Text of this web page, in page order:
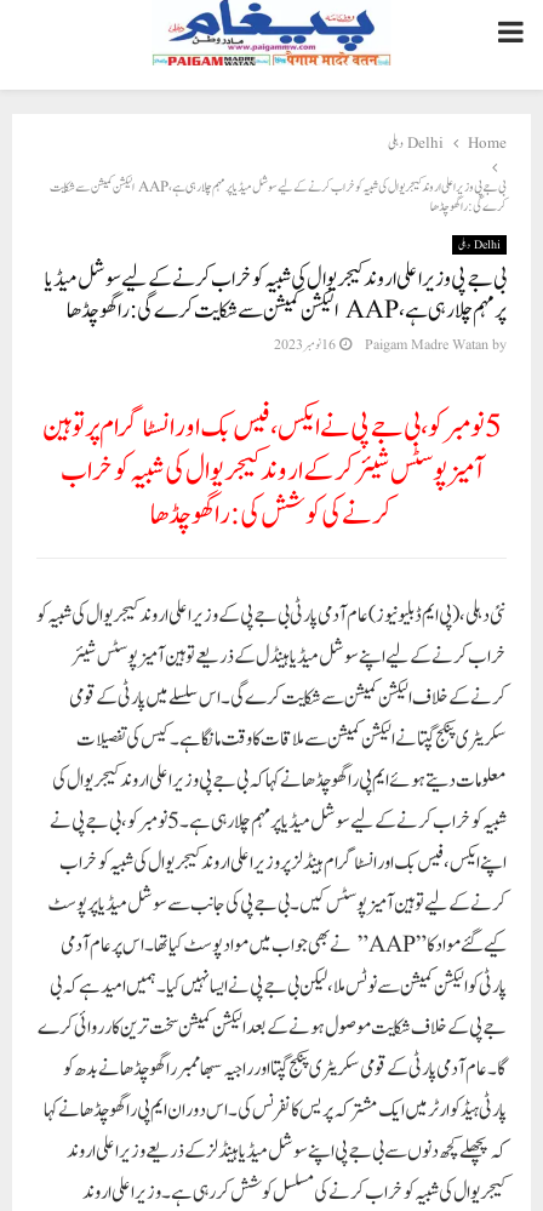
PRIMARY
MENU
Home
Delhi دہلی
بی جے پی وزیر اعلی اروند کیجریوال کی شبیہ کو خراب کرنے کے لیے سوشل میڈیا پر مہم چلا رہی ہے، AAP الیکشن کمیشن سے شکایت
کرے گی: راگھو چڈھا
Delhi دہلی
بی جے پی وزیر اعلی اروند کیجریوال کی شبیہ کو خراب کرنے کے لیے سوشل میڈیا
پر مہم چلا رہی ہے، AAP الیکشن کمیشن سے شکایت کرے گی: راگھو چڈھا
by
Paigam Madre Watan 16 نومبر 2023
5 نومبر کو، بی جے پی نے ایکس، فیس بک اور انسٹاگرام پر توہین
آمیز پوسٹس شیئر کرکے اروند کیجریوال کی شبیہ کو خراب
کرنے کی کوشش کی: راگھو چڈھا
نئی دہلی، (پی ایم ڈبلیو نیوز)عام آدمی پارٹی بی جے پی کے وزیر اعلی اروند کیجریوال کی شبیہ کو
خراب کرنے کے لیے اپنے سوشل میڈیا ہینڈل کے ذریعے توہین آمیز پوسٹس شیئر
کرنے کے خلاف الیکشن کمیشن سے شکایت کرے گی۔ اس سلسلے میں پارٹی کے قومی
سکریٹری پنکج گپتا نے الیکشن کمیشن سے ملاقات کا وقت مانگا ہے۔ کیس کی تفصیلات
معلومات دیتے ہوئے ایم پی راگھو چڈھا نے کہا کہ بی جے پی وزیر اعلی اروند کیجریوال کی
شبیہ کو خراب کرنے کے لیے سوشل میڈیا پر مہم چلا رہی ہے۔ 5 نومبر کو، بی جے پی نے
اپنے ایکس، فیس بک اور انسٹاگرام ہینڈلز پر وزیر اعلی اروند کیجریوال کی شبیہ کو خراب
کرنے کے لیے توہین آمیز پوسٹس کیں۔ بی جے پی کی جانب سے سوشل میڈیا پر پوسٹ
کیے گئے مواد کا”AAP” نے بھی جواب میں مواد پوسٹ کیا تھا۔ اس پر عام آدمی
پارٹی کو الیکشن کمیشن سے نوٹس ملا، لیکن بی جے پی نے ایسا نہیں کیا۔ ہمیں امید ہے کہ بی
جے پی کے خلاف شکایت موصول ہونے کے بعد الیکشن کمیشن سخت ترین کارروائی کرے
گا۔عام آدمی پارٹی کے قومی سکریٹری پنکج گپتا اور راجیہ سبھا ممبر راگھو چڈھا نے بدھ کو
پارٹی ہیڈکوارٹر میں ایک مشترکہ پریس کانفرنس کی۔ اس دوران ایم پی راگھو چڈھا نے کہا
کہ پچھلے کچھ دنوں سے بی جے پی اپنے سوشل میڈیا ہینڈلز کے ذریعے وزیر اعلی اروند
کیجریوال کی شبیہ کو خراب کرنے کی مسلسل کوشش کر رہی ہے۔ وزیر اعلی اروند